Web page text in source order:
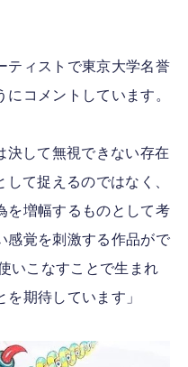
ティストで東京大学名誉
コメントしています。
決して無視できない存在
て捉えるのではなく、
を増幅するものとして考
感覚を刺激する作品がで
いこなすことで生まれ
期待しています」